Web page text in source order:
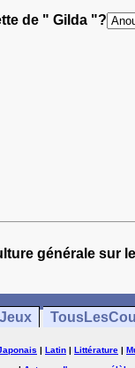
de " Gilda "?
générale sur
Jeux
| Latin | Littérature |